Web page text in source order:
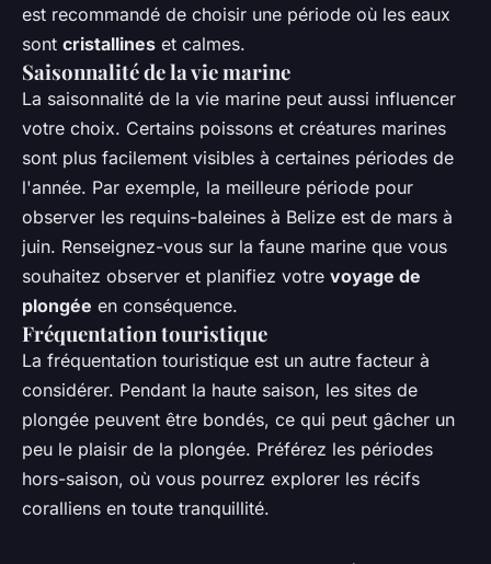
est recommandé de choisir une période où les eaux
sont cristallines et calmes.
Saisonnalité de la vie marine
La saisonnalité de la vie marine peut aussi influencer
votre choix. Certains poissons et créatures marines
sont plus facilement visibles à certaines périodes de
l'année. Par exemple, la meilleure période pour
observer les requins-baleines à Belize est de mars à
juin. Renseignez-vous sur la faune marine que vous
souhaitez observer et planifiez votre voyage de
plongée en conséquence.
Fréquentation touristique
La fréquentation touristique est un autre facteur à
considérer. Pendant la haute saison, les sites de
plongée peuvent être bondés, ce qui peut gâcher un
peu le plaisir de la plongée. Préférez les périodes
hors-saison, où vous pourrez explorer les récifs
coralliens en toute tranquillité.